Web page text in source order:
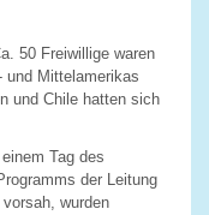
50 Freiwillige waren
und Mittelamerikas
und Chile hatten sich
Tag des
der Leitung
wurden